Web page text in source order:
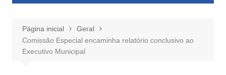
Página inicial
Geral
Comissão Especial encaminha relatório conclusivo ao
Executivo Municipal